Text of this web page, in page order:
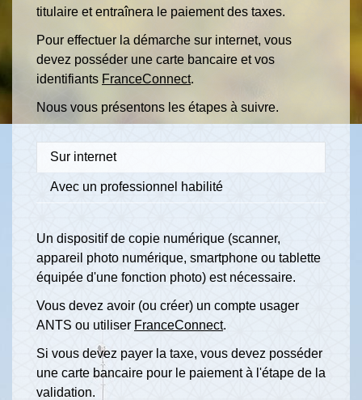
titulaire et entraînera le paiement des taxes.
Pour effectuer la démarche sur internet, vous
devez posséder une carte bancaire et vos
identifiants FranceConnect.
Nous vous présentons les étapes à suivre.
Sur internet
Avec un professionnel habilité
Un dispositif de copie numérique (scanner,
appareil photo numérique, smartphone ou tablette
équipée d'une fonction photo) est nécessaire.
Vous devez avoir (ou créer) un compte usager
ANTS ou utiliser FranceConnect.
Si vous devez payer la taxe, vous devez posséder
une carte bancaire pour le paiement à l'étape de la
validation.